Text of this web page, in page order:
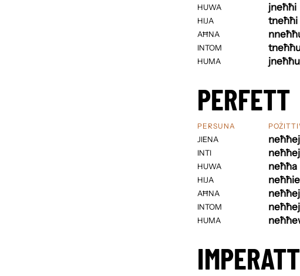
HUWA
HIJA
AĦNA
INTOM
HUMA
jneħħi
tneħħi
jneħħu
PERFETT
PERSUNA
JIENA
INTI
HUWA
HIJA
AĦNA
INTOM
HUMA
neħħa